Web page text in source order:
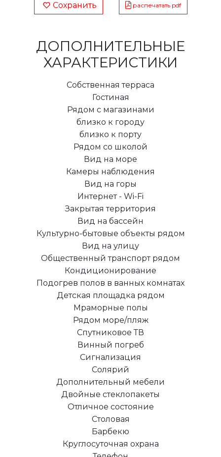
Сохранить распечатать pdf
ДОПОЛНИТЕЛЬНЫЕ
ХАРАКТЕРИСТИКИ
Собственная терраса
Гостиная
Рядом с магазинами
близко к городу
близко к порту
Рядом со школой
Вид на море
Камеры наблюдения
Вид на горы
Интернет - Wi-Fi
Закрытая территория
Вид на бассейн
Культурно-бытовые объекты рядом
Вид на улицу
Общественный транспорт рядом
Кондиционирование
Подогрев полов в ванных комнатах
Детская площадка рядом
Мраморные полы
Рядом море/пляж
Спутниковое ТВ
Винный погреб
Сигнализация
Солярий
Дополнительный мебели
Двойные стеклопакеты
Отличное состояние
Столовая
Барбекю
Круглосуточная охрана